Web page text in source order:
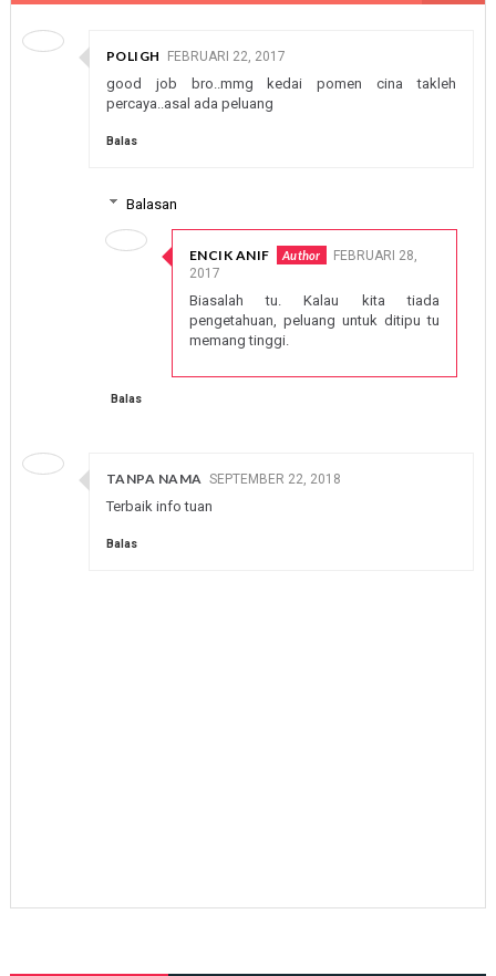
POLIGH FEBRUARI 22, 2017
good job bro..mmg kedai pomen cina takleh
percaya..asal ada peluang
Balas
Balasan
ENCIK ANIF
FEBRUARI 28,
2017
Biasalah tu. Kalau kita tiada
pengetahuan, peluang untuk ditipu tu
memang tinggi.
Balas
TANPA NAMA SEPTEMBER 22, 2018
Terbaik info tuan
Balas